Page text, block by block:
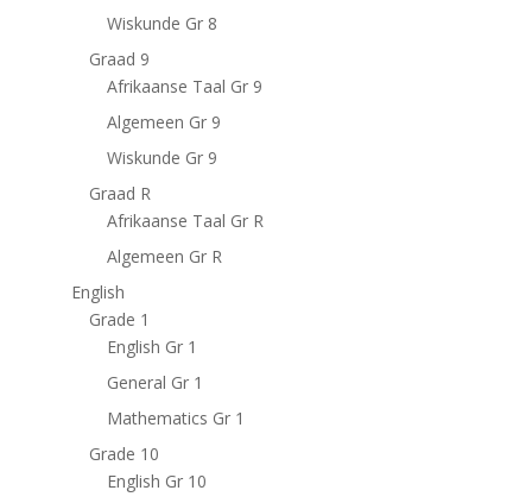
Wiskunde Gr 8
Graad 9
Afrikaanse Taal Gr 9
Algemeen Gr 9
Wiskunde Gr 9
Graad R
Afrikaanse Taal Gr R
Algemeen Gr R
English
Grade 1
English Gr 1
General Gr 1
Mathematics Gr 1
Grade 10
English Gr 10